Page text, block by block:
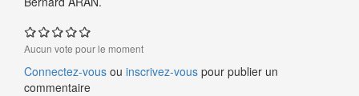
Aucun vote pour le moment
Connectez-vous ou inscrivez-vous pour publier un
commentaire